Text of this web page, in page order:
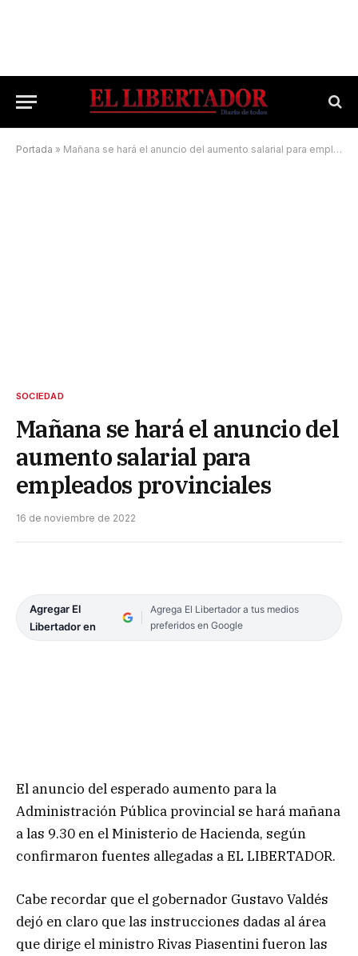
Portada » Mañana se hará el anuncio del aumento salarial para empleados provinciales
SOCIEDAD
Mañana se hará el anuncio del
aumento salarial para
empleados provinciales
16 de noviembre de 2022
Agregar El
Libertador en
Agrega El Libertador a tus medios
preferidos en Google
El anuncio del esperado aumento para la
Administración Pública provincial se hará mañana
a las 9.30 en el Ministerio de Hacienda, según
confirmaron fuentes allegadas a EL LIBERTADOR.
Cabe recordar que el gobernador Gustavo Valdés
dejó en claro que las instrucciones dadas al área
que dirige el ministro Rivas Piasentini fueron las